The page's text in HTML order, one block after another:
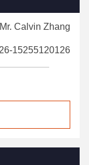
Mr. Calvin Zhang
15255120126